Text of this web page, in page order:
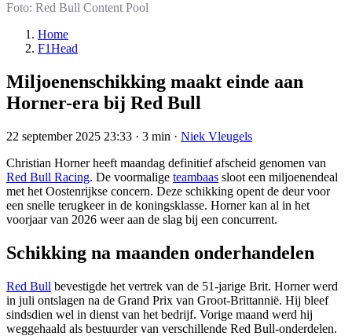
Foto: Red Bull Content Pool
Home
F1Head
Miljoenenschikking maakt einde aan
Horner-era bij Red Bull
22 september 2025 23:33 · 3 min · Niek Vleugels
Christian Horner heeft maandag definitief afscheid genomen van
Red Bull Racing. De voormalige teambaas sloot een miljoenendeal
met het Oostenrijkse concern. Deze schikking opent de deur voor
een snelle terugkeer in de koningsklasse. Horner kan al in het
voorjaar van 2026 weer aan de slag bij een concurrent.
Schikking na maanden onderhandelen
Red Bull bevestigde het vertrek van de 51-jarige Brit. Horner werd
in juli ontslagen na de Grand Prix van Groot-Brittannië. Hij bleef
sindsdien wel in dienst van het bedrijf. Vorige maand werd hij
weggehaald als bestuurder van verschillende Red Bull-onderdelen.